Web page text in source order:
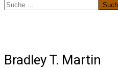
Bradley T. Martin